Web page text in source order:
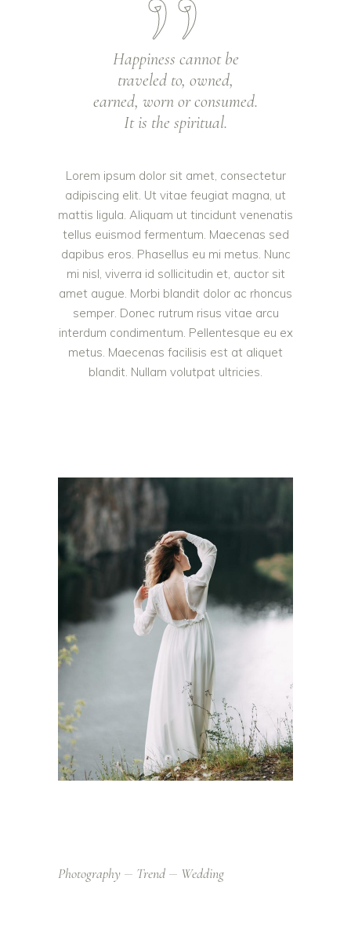
Happiness cannot be
traveled to, owned,
earned, worn or consumed.
It is the spiritual.
Lorem ipsum dolor sit amet, consectetur
adipiscing elit. Ut vitae feugiat magna, ut
mattis ligula. Aliquam ut tincidunt venenatis
tellus euismod fermentum. Maecenas sed
dapibus eros. Phasellus eu mi metus. Nunc
mi nisl, viverra id sollicitudin et, auctor sit
amet augue. Morbi blandit dolor ac rhoncus
semper. Donec rutrum risus vitae arcu
interdum condimentum. Pellentesque eu ex
metus. Maecenas facilisis est at aliquet
blandit. Nullam volutpat ultricies.
Photography Trend Wedding